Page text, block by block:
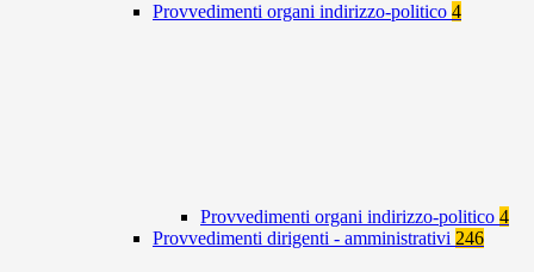
Provvedimenti organi indirizzo-politico 4
Provvedimenti organi indirizzo-politico 4
Provvedimenti dirigenti - amministrativi 246